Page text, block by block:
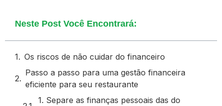
Neste Post Você Encontrará:
Os riscos de não cuidar do financeiro
Passo a passo para uma gestão financeira
eficiente para seu restaurante
1. Separe as finanças pessoais das do